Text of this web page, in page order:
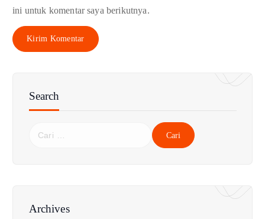
ini untuk komentar saya berikutnya.
Search
n
Archives